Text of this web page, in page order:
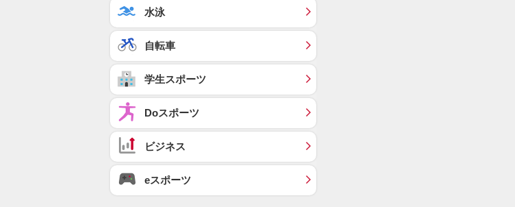
水泳
自転車
学生スポーツ
Doスポーツ
ビジネス
eスポーツ